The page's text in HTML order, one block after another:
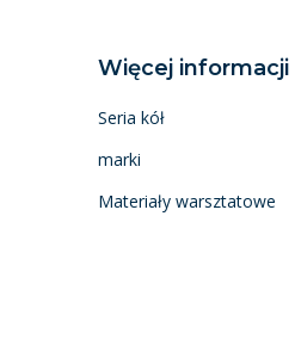
Więcej informacji
Seria kół
marki
Materiały warsztatowe